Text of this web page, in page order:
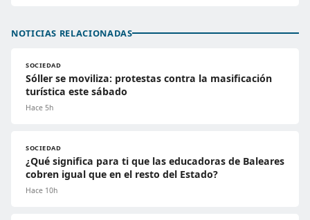
NOTICIAS RELACIONADAS
SOCIEDAD
Sóller se moviliza: protestas contra la masificación
turística este sábado
Hace 5h
SOCIEDAD
¿Qué significa para ti que las educadoras de Baleares
cobren igual que en el resto del Estado?
Hace 10h